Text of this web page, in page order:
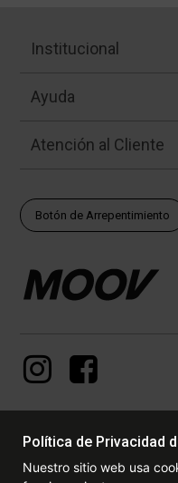
Institucional
Ayuda
Atención al Cliente
Botón de Arrepentimiento
DERECHOS RESERVADOS.
Política de Privacidad
Nuestro sitio web usa